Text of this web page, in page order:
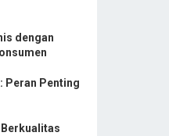
dengan
Peran Penting